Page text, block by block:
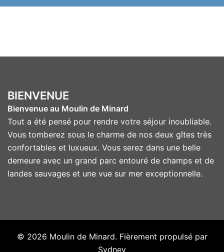
BIENVENUE
Bienvenue au Moulin de Minard
Tout a été pensé pour rendre votre séjour inoubliable.
Vous tomberez sous le charme de nos deux gîtes très
confortables et luxueux. Vous serez dans une belle
demeure avec un grand parc entouré de champs et de
landes sauvages et une vue sur mer exceptionnelle.
© 2026 Moulin de Minard. Fièrement propulsé par
Sydney